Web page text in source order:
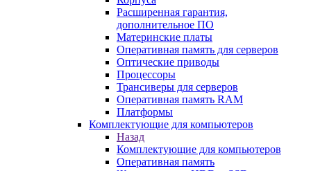
Расширенная гарантия,
дополнительное ПО
Материнские платы
Оперативная память для серверов
Оптические приводы
Процессоры
Трансиверы для серверов
Оперативная память RAM
Платформы
Комплектующие для компьютеров
Назад
Комплектующие для компьютеров
Оперативная память